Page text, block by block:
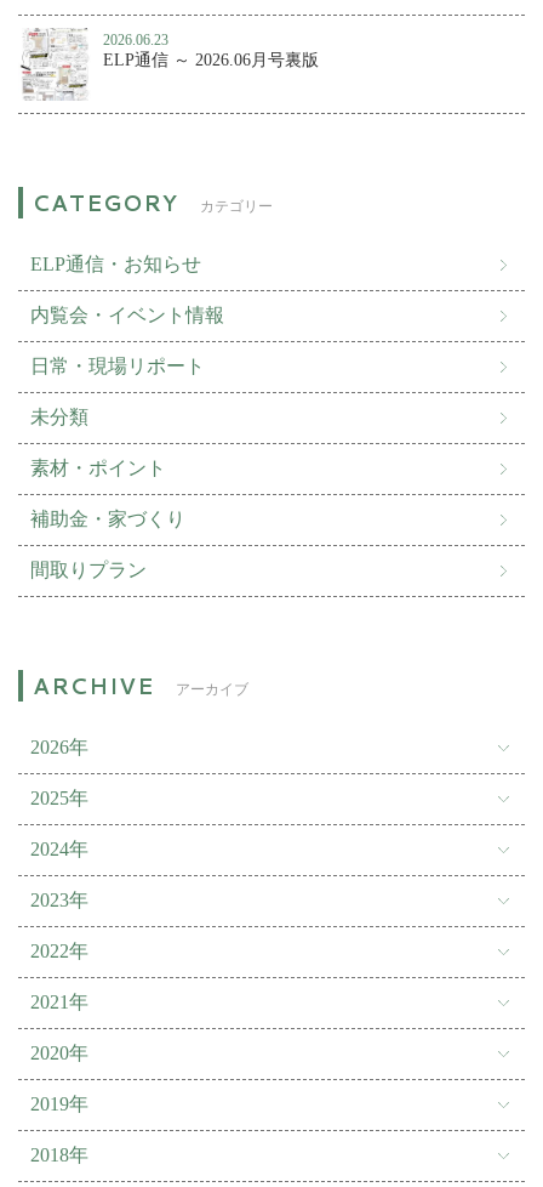
2026.06.23
ELP通信 ～ 2026.06月号裏版
カテゴリー
ELP通信・お知らせ
内覧会・イベント情報
日常・現場リポート
未分類
素材・ポイント
補助金・家づくり
間取りプラン
アーカイブ
2026年
2025年
2024年
2023年
2022年
2021年
2020年
2019年
2018年